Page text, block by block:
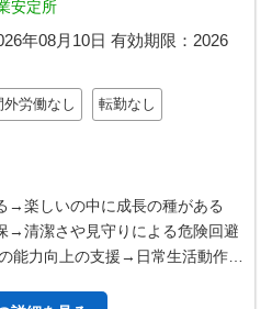
安定所
年08月10日 有効期限： 2026
外労働なし 転勤なし
→楽しいの中に成長の種がある
→清潔さや見守りによる危険回避
能力向上の支援→日常生活動作